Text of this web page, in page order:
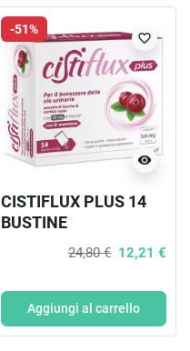
-51%
visibility
favorite_border
CISTIFLUX PLUS 14
BUSTINE
24,80 € 12,21 €
Aggiungi al carrello